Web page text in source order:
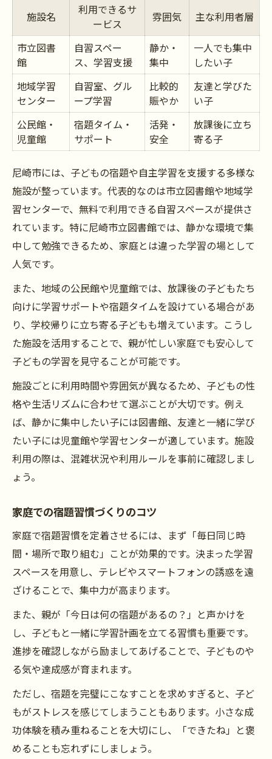
施設名
利用できるサ
ービス
雰囲気 主な利用者層
市立図書
館
自習スペー
ス、学習支援
静か・
集中
一人でも集中
したい子
地域学習
センター
自習室、グル
ープ学習
比較的
賑やか
友達と学びた
い子
公民館・
児童館
宿題タイム・
サポート
活発・
安全
放課後に立ち
寄る子
尼崎市には、子どもの宿題や自主学習を支援する多様な
施設が整っています。代表的なのは市立図書館や地域学
習センターで、無料で利用できる自習スペースが提供さ
れています。特に尼崎市立図書館では、静かな環境で集
中して勉強できるため、家庭とは違った学習の場として
人気です。
また、地域の公民館や児童館では、放課後の子どもたち
向けに学習サポートや宿題タイムを設けている場合があ
り、学校帰りに立ち寄る子どもも増えています。こうし
た施設を活用することで、親が忙しい家庭でも安心して
子どもの学習を見守ることが可能です。
施設ごとに利用時間や雰囲気が異なるため、子どもの性
格や生活リズムに合わせて選ぶことが大切です。例え
ば、静かに集中したい子には図書館、友達と一緒に学び
たい子には児童館や学習センターが適しています。施設
利用の際は、混雑状況や利用ルールを事前に確認しまし
ょう。
家庭での宿題習慣づくりのコツ
家庭で宿題習慣を定着させるには、まず「毎日同じ時
間・場所で取り組む」ことが効果的です。決まった学習
スペースを用意し、テレビやスマートフォンの誘惑を遠
ざけることで、集中力が高まります。
また、親が「今日は何の宿題があるの？」と声かけを
し、子どもと一緒に学習計画を立てる習慣も重要です。
進捗を確認しながら励ましてあげることで、子どものや
る気や達成感が育まれます。
ただし、宿題を完璧にこなすことを求めすぎると、子ど
もがストレスを感じてしまうこともあります。小さな成
功体験を積み重ねることを大切にし、「できたね」と褒
めることも忘れずにしましょう。